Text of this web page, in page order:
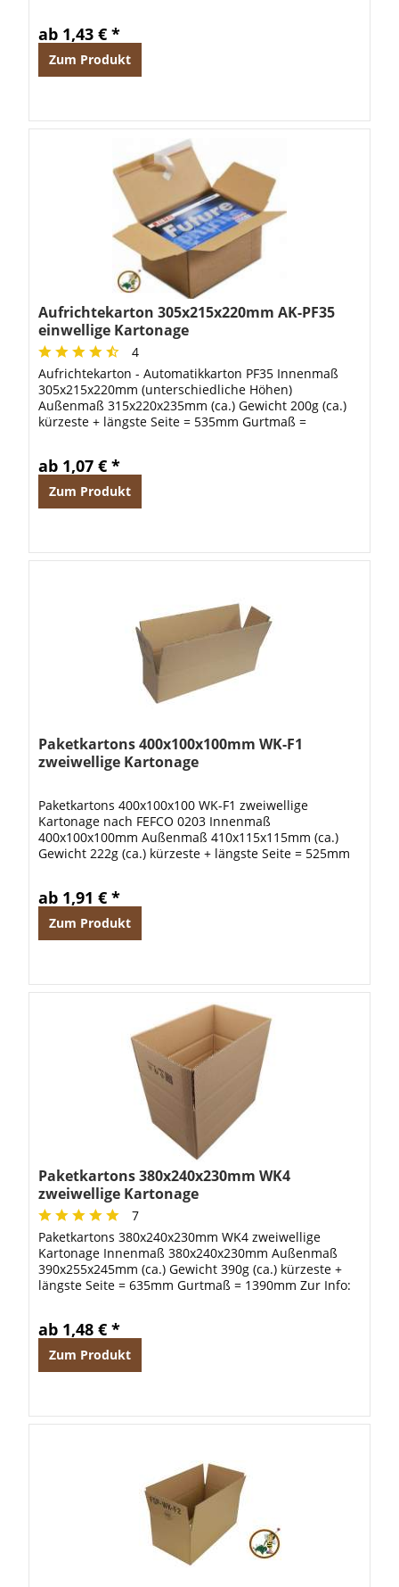
ab 1,43 € *
Zum Produkt
Aufrichtekarton 305x215x220mm AK-PF35
einwellige Kartonage
4
Aufrichtekarton - Automatikkarton PF35 Innenmaß
305x215x220mm (unterschiedliche Höhen)
Außenmaß 315x220x235mm (ca.) Gewicht 200g (ca.)
kürzeste + längste Seite = 535mm Gurtmaß =
ab 1,07 € *
Zum Produkt
Paketkartons 400x100x100mm WK-F1
zweiwellige Kartonage
Paketkartons 400x100x100 WK-F1 zweiwellige
Kartonage nach FEFCO 0203 Innenmaß
400x100x100mm Außenmaß 410x115x115mm (ca.)
Gewicht 222g (ca.) kürzeste + längste Seite = 525mm
ab 1,91 € *
Zum Produkt
Paketkartons 380x240x230mm WK4
zweiwellige Kartonage
7
Paketkartons 380x240x230mm WK4 zweiwellige
Kartonage Innenmaß 380x240x230mm Außenmaß
390x255x245mm (ca.) Gewicht 390g (ca.) kürzeste +
längste Seite = 635mm Gurtmaß = 1390mm Zur Info:
ab 1,48 € *
Zum Produkt